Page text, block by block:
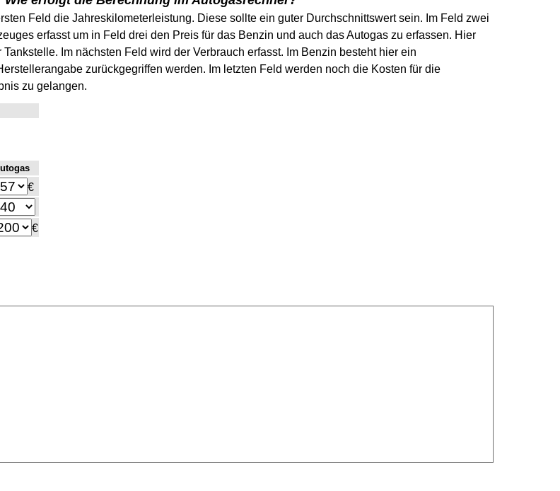
Feld die Jahreskilometerleistung. Diese sollte ein guter Durchschnittswert sein. Im Feld zwei
erfasst um in Feld drei den Preis für das Benzin und auch das Autogas zu erfassen. Hier
Im nächsten Feld wird der Verbrauch erfasst. Im Benzin besteht hier ein
zurückgegriffen werden. Im letzten Feld werden noch die Kosten für die
zu gelangen.
€
€